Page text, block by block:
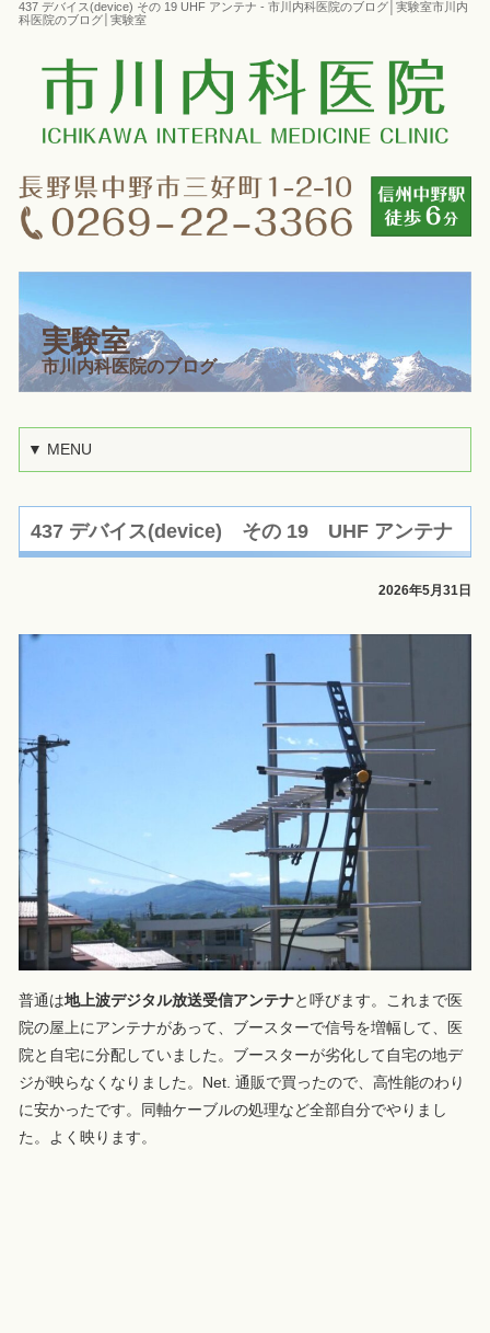
437 デバイス(device) その 19 UHF アンテナ - 市川内科医院のブログ│実験室市川内
科医院のブログ│実験室
実験室
市川内科医院のブログ
▼ MENU
437 デバイス(device) その 19 UHF アンテナ
2026年5月31日
普通は地上波デジタル放送受信アンテナと呼びます。これまで医
院の屋上にアンテナがあって、ブースターで信号を増幅して、医
院と自宅に分配していました。ブースターが劣化して自宅の地デ
ジが映らなくなりました。Net. 通販で買ったので、高性能のわり
に安かったです。同軸ケーブルの処理など全部自分でやりまし
た。よく映ります。